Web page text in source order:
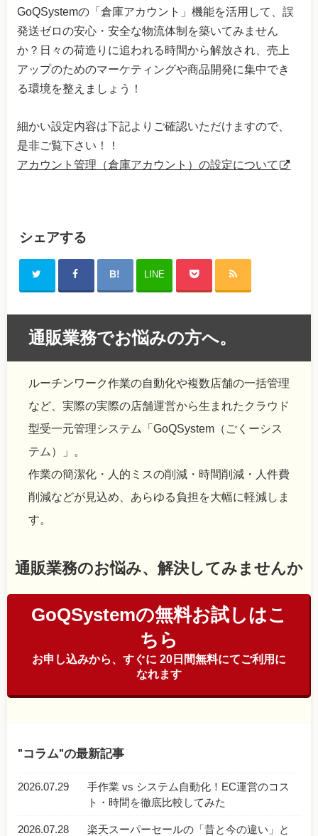
GoQSystemの「倉庫アカウント」機能を活用して、誤
発送ゼロの安心・安全な物流体制を築いてみません
か？日々の荷造りに追われる時間から解放され、売上
アップのためのマーケティングや商品開発に集中でき
る環境を整えましょう！
細かい設定内容は下記よりご確認いただけますので、
是非ご覧下さい！！
アカウント管理（倉庫アカウント）の設定について
シェアする
LINE
通販業務でお悩みの方へ。
ルーチンワーク作業の自動化や複数店舗の一括管理
など、実際の実際の店舗運営から生まれたクラウド
型受一元管理システム「GoQSystem（ごくーシス
テム）」。
作業の簡潔化・人的ミスの削減・時間削減・人件費
削減などが見込め、あらゆる負担を大幅に軽減しま
す。
通販業務のお悩み、解決してみませんか
GoQSystemの無料お試しはこ
ちら
お申し込みから、すぐに 20日間無料にてご利用に
なれます
コラム の最新記事
2026.07.29
手作業 vs システム自動化！EC運営のコス
ト・時間を徹底比較してみた
2026.07.28
楽天スーパーセールの「昔と今の違い」と